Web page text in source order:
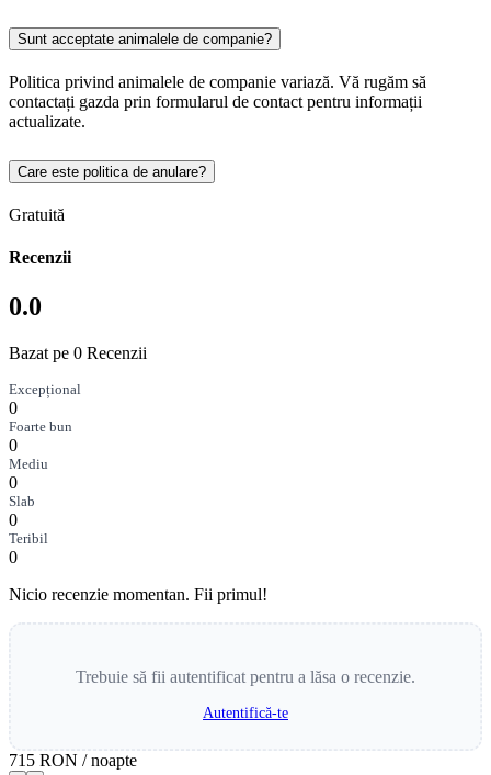
Sunt acceptate animalele de companie?
Politica privind animalele de companie variază. Vă rugăm să
contactați gazda prin formularul de contact pentru informații
actualizate.
Care este politica de anulare?
Gratuită
Recenzii
0.0
Bazat pe 0 Recenzii
Excepțional
0
Foarte bun
0
Mediu
0
Slab
0
Teribil
0
Nicio recenzie momentan. Fii primul!
Trebuie să fii autentificat pentru a lăsa o recenzie.
Autentifică-te
715 RON / noapte